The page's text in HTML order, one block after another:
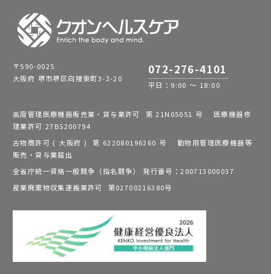
〒590-0025
大阪府 堺市堺区向陵東町3-2-20
072-276-4101
平日：9:00 ～ 18:00
高度管理医療機器販売業・貸与業許可 第 21N05051 号 医療機器修
理業許可 27BS200794
古物商許可 ( 大阪府 ) 第 622080196260 号 動物用管理医療機器等
販売・貸与業届出
全省庁統一資格一般競争（指名競争） 発行番号：200713000037
産業廃棄物収集運搬業許可 第02700216380号